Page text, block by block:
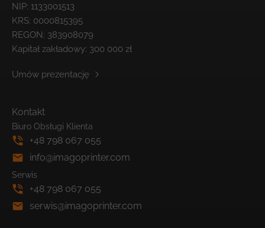
NIP: 1133001513
KRS: 0000815395
REGON: 383908079
Kapitał zakładowy: 300 000 zł
Umów prezentację
Kontakt
Biuro Obsługi Klienta
+48 798 067 055
info@imagoprinter.com
Serwis
+48 798 067 055
serwis@imagoprinter.com